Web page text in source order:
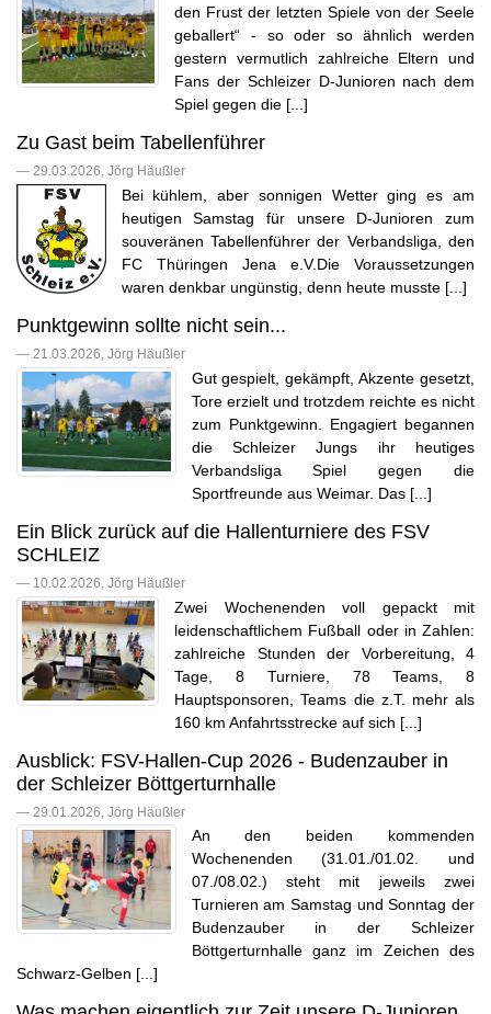
den Frust der letzten Spiele von der Seele
geballert“ - so oder so ähnlich werden
gestern vermutlich zahlreiche Eltern und
Fans der Schleizer D-Junioren nach dem
Spiel gegen die [...]
Zu Gast beim Tabellenführer
— 29.03.2026, Jörg Häußler
Bei kühlem, aber sonnigen Wetter ging es am
heutigen Samstag für unsere D-Junioren zum
souveränen Tabellenführer der Verbandsliga, den
FC Thüringen Jena e.V.Die Voraussetzungen
waren denkbar ungünstig, denn heute musste [...]
Punktgewinn sollte nicht sein...
— 21.03.2026, Jörg Häußler
Gut gespielt, gekämpft, Akzente gesetzt,
Tore erzielt und trotzdem reichte es nicht
zum Punktgewinn. Engagiert begannen
die Schleizer Jungs ihr heutiges
Verbandsliga Spiel gegen die
Sportfreunde aus Weimar. Das [...]
Ein Blick zurück auf die Hallenturniere des FSV
SCHLEIZ
— 10.02.2026, Jörg Häußler
Zwei Wochenenden voll gepackt mit
leidenschaftlichem Fußball oder in Zahlen:
zahlreiche Stunden der Vorbereitung, 4
Tage, 8 Turniere, 78 Teams, 8
Hauptsponsoren, Teams die z.T. mehr als
160 km Anfahrtsstrecke auf sich [...]
Ausblick: FSV-Hallen-Cup 2026 - Budenzauber in
der Schleizer Böttgerturnhalle
— 29.01.2026, Jörg Häußler
An den beiden kommenden
Wochenenden (31.01./01.02. und
07./08.02.) steht mit jeweils zwei
Turnieren am Samstag und Sonntag der
Budenzauber in der Schleizer
Böttgerturnhalle ganz im Zeichen des
Schwarz-Gelben [...]